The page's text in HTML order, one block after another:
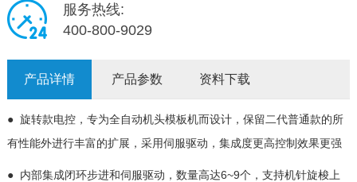
服务热线:
400-800-9029
产品详情 产品参数 资料下载
● 旋转款电控，专为全自动机头模板机而设计，保留二代普通款的所
有性能外进行丰富的扩展，采用伺服驱动，集成度更高控制效果更强
● 内部集成闭环步进和伺服驱动，数量高达6~9个，支持机针旋梭上